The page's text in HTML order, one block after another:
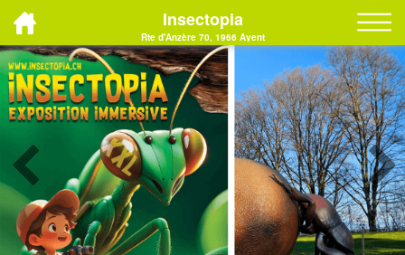
Insectopia
Rte d'Anzère 70, 1966 Ayent